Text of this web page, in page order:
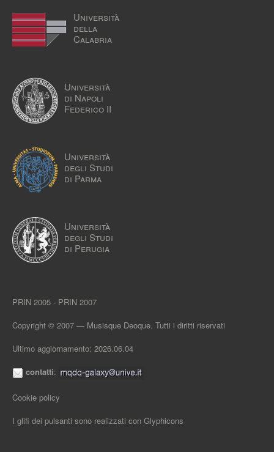
Università
della
Calabria
Università
di Napoli
Federico II
Università
degli Studi
di Parma
Università
degli Studi
di Perugia
PRIN 2005 - PRIN 2007
Copyright © 2007 — Musisque Deoque. Tutti i diritti riservati
Ultimo aggiornamento: 2026.06.04
contatti:
Cookie policy
I glifi dei pulsanti sono realizzati con Glyphicons